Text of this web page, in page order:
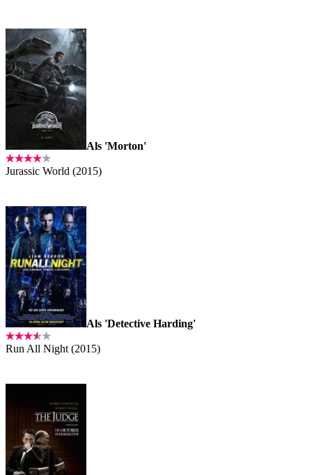
Als 'Morton'
Jurassic World (2015)
Als 'Detective Harding'
Run All Night (2015)